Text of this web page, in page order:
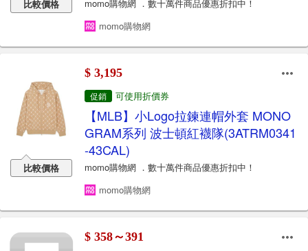
比較價格
momo購物網 ．數十萬件商品優惠折扣中！
momo購物網
比較價格
$ 3,195
促銷 可使用折價券
【MLB】小Logo拉鍊連帽外套 MONO
GRAM系列 波士頓紅襪隊(3ATRM0341
-43CAL)
momo購物網 ．數十萬件商品優惠折扣中！
momo購物網
$ 358～391